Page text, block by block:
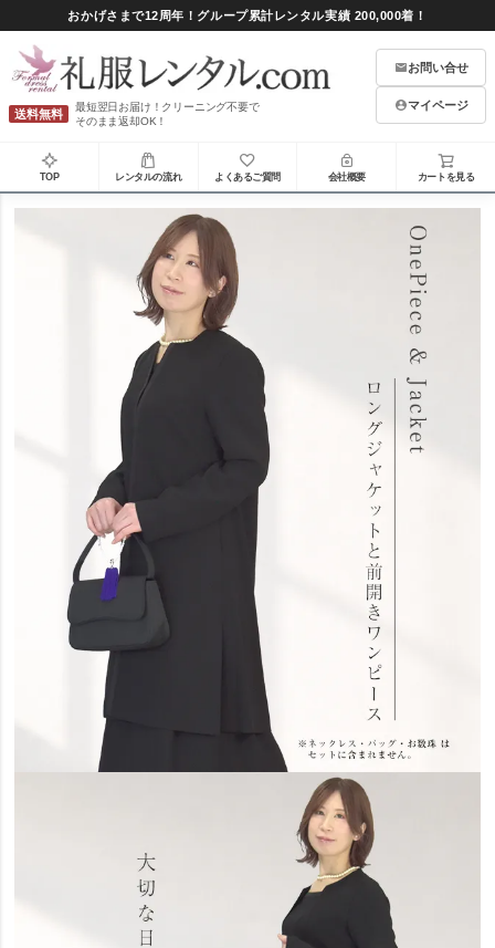
おかげさまで12周年！グループ累計レンタル実績 200,000着！
送料無料
最短翌日お届け！クリーニング不要で
そのまま返却OK！
お問い合せ
マイページ
TOP レンタルの流れ よくあるご質問 会社概要 カートを見る